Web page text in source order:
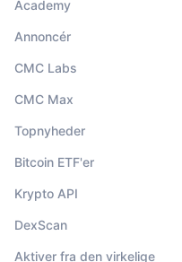
Academy
Annoncér
CMC Labs
CMC Max
Topnyheder
Bitcoin ETF'er
Krypto API
DexScan
Aktiver fra den virkelige